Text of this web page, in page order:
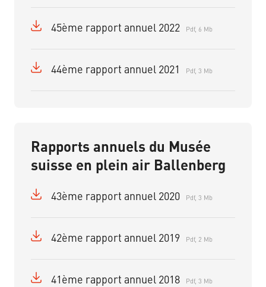
45ème rapport annuel 2022 Pdf, 6 Mb
44ème rapport annuel 2021 Pdf, 3 Mb
Rapports annuels du Musée
suisse en plein air Ballenberg
43ème rapport annuel 2020 Pdf, 3 Mb
42ème rapport annuel 2019 Pdf, 2 Mb
41ème rapport annuel 2018 Pdf, 3 Mb